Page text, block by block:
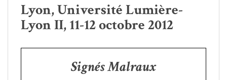
Lyon, Université Lumière-
Lyon II, 11-12 octobre 2012
Signés Malraux